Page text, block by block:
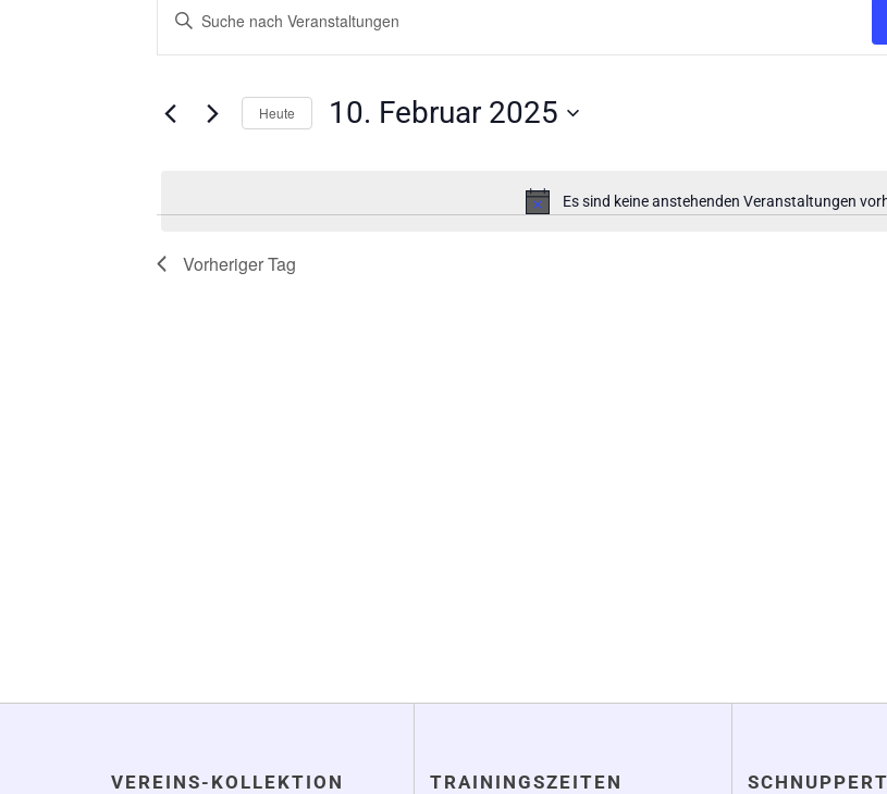
FÜR
10.
FEBRUAR
2025
Hinweis
Es sind keine anstehenden Veranstaltungen
SUCHE
UND
ANSICHTEN,
NAVIGATION
Bitte
Schlüsselwort
eingeben.
nach
Veranstaltungen
Heute 10. Februar 2025
Vorheriger Tag
VEREINS-KOLLEKTION TRAININGSZEITEN